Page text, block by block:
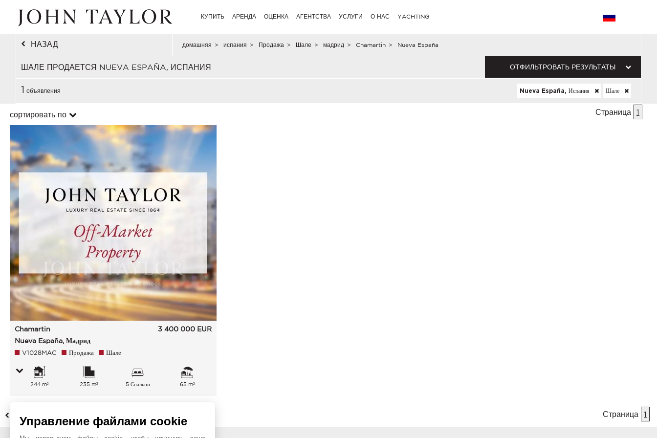
КУПИТЬ АРЕНДА ОЦЕНКА АГЕНТСТВА УСЛУГИ О НАС YACHTING
НАЗАД домашняя > испания > Продажа > Шале > мадрид > Chamartin > Nueva España
ШАЛЕ ПРОДАЕТСЯ NUEVA ESPAÑA, ИСПАНИЯ ОТФИЛЬТРОВАТЬ РЕЗУЛЬТАТЫ
1 объявления Nueva España, Испания Шале
сортировать по Страница 1
Chamartin
Nueva España, Мадрид
3 400 000 EUR
V1028MAC Продажа Шале
244 m² 235 m² 5 Спальни 65 m²
НАЗАД Страница 1
Управление файлами cookie